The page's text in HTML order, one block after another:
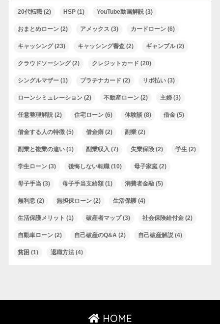
20代転職(2) HSP(1) YouTube動画解説(3)
おまとめローン(2) アメックス (3) カードローン(6)
キャッシング(23) キャッシング審査(2) ギャンブル(2)
クラウドソーシング(2) クレジットカード (20)
シングルマザー(1) プラチナカード (2) リボ払い(3)
ローンシミュレーション(2) 不動産ローン(2) 主婦(3)
任意整理解説(2) 住宅ローン(6) 体験談(8) 借金(5)
借金する人の特徴(5) 借金癖(2) 副業(2)
副業と複業の違い(1) 副業収入 (7) 失業保険(2) 学生(2)
学生ローン(3) 後悔しない転職(10) 母子家庭(2)
母子手当 (3) 母子手当支給額(1) 消費者金融(5)
無利息 (2) 無担保ローン(2) 生活保護(4)
生活保護メリット (1) 破産者マップ(3) 社会保険給付金(2)
自動車ローン(2) 自己破産のQ&A (2) 自己破産解説(4)
貧困 (1) 退職方法(4)
HOME